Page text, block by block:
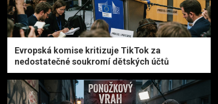
Evropská komise kritizuje TikTok za
nedostatečné soukromí dětských účtů